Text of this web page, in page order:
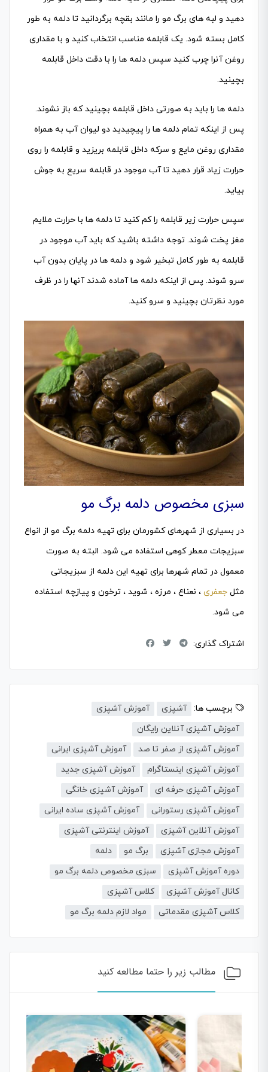
دهید و لبه های برگ مو را مانند بقچه برگردانید تا دلمه به طور
کامل بسته شود. یک قابلمه مناسب انتخاب کنید و با مقداری
روغن آنرا چرب کنید سپس دلمه ها را با دقت داخل قابلمه
بچینید.
دلمه ها را باید به صورتی داخل قابلمه بچینید که باز نشوند.
پس از اینکه تمام دلمه ها را پیچیدید دو لیوان آب به همراه
مقداری روغن مایع و سرکه داخل قابلمه بریزید و قابلمه را روی
حرارت زیاد قرار دهید تا آب موجود در قابلمه سریع به جوش
بیاید.
سپس حرارت زیر قابلمه را کم کنید تا دلمه ها با حرارت ملایم
مغز پخت شوند. توجه داشته باشید که باید آب موجود در
قابلمه به طور کامل تبخیر شود و دلمه ها در پایان بدون آب
سرو شوند. پس از اینکه دلمه ها آماده شدند آنها را در ظرف
مورد نظرتان بچینید و سرو کنید.
سبزی مخصوص دلمه برگ مو
در بسیاری از شهرهای کشورمان برای تهیه دلمه برگ مو از انواع
سبزیجات معطر کوهی استفاده می شود. البته به صورت
معمول در تمام شهرها برای تهیه این دلمه از سبزیجاتی
مثل جعفری ، نعناع ، مرزه ، شوید ، ترخون و پیازچه استفاده
می شود.
اشتراک گذاری:
برچسب ها: آشپزی
آموزش آشپزی
آموزش آشپزی آنلاین رایگان
آموزش آشپزی از صفر تا صد
آموزش آشپزی ایرانی
آموزش آشپزی اینستاگرام
آموزش آشپزی جدید
آموزش آشپزی حرفه ای
آموزش آشپزی خانگی
آموزش آشپزی رستورانی
آموزش آشپزی ساده ایرانی
آموزش آنلاین آشپزی
آموزش اینترنتی آشپزی
آموزش مجازی آشپزی
برگ مو
دلمه
دوره آموزش آشپزی
سبزی مخصوص دلمه برگ مو
کانال آموزش آشپزی
کلاس آشپزی
کلاس آشپزی مقدماتی
مواد لازم دلمه برگ مو
مطالب زیر را حتما مطالعه کنید